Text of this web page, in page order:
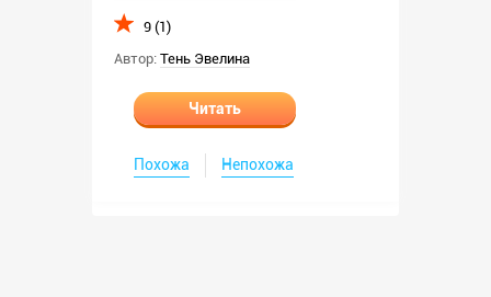
9 (1)
Автор: Тень Эвелина
Читать
Похожа Непохожа